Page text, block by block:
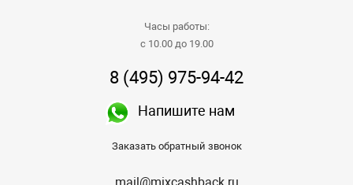
Часы работы:
с 10.00 до 19.00
8 (495) 975-94-42
Напишите нам
Заказать обратный звонок